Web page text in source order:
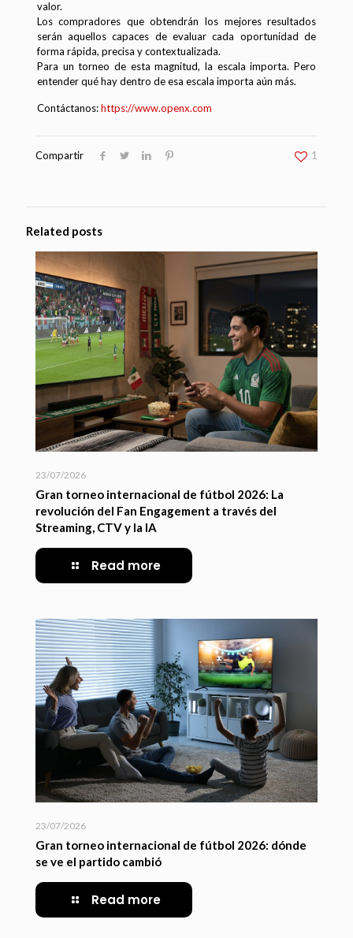
valor.
Los compradores que obtendrán los mejores resultados
serán aquellos capaces de evaluar cada oportunidad de
forma rápida, precisa y contextualizada.
Para un torneo de esta magnitud, la escala importa. Pero
entender qué hay dentro de esa escala importa aún más.
Contáctanos:https://www.openx.com
Compartir 1
Related posts
23/07/2026
Gran torneo internacional de fútbol 2026: La
revolución del Fan Engagement a través del
Streaming, CTV y la IA
Read more
23/07/2026
Gran torneo internacional de fútbol 2026: dónde
se ve el partido cambió
Read more